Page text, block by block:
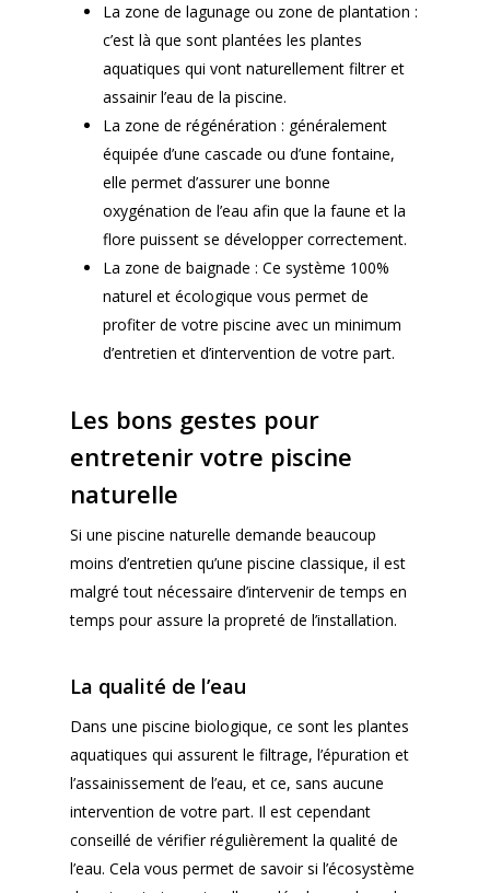
La zone de lagunage ou zone de plantation :
c’est là que sont plantées les plantes
aquatiques qui vont naturellement filtrer et
assainir l’eau de la piscine.
La zone de régénération : généralement
équipée d’une cascade ou d’une fontaine,
elle permet d’assurer une bonne
oxygénation de l’eau afin que la faune et la
flore puissent se développer correctement.
La zone de baignade : Ce système 100%
naturel et écologique vous permet de
profiter de votre piscine avec un minimum
d’entretien et d’intervention de votre part.
Les bons gestes pour
entretenir votre piscine
naturelle
Si une piscine naturelle demande beaucoup
moins d’entretien qu’une piscine classique, il est
malgré tout nécessaire d’intervenir de temps en
temps pour assure la propreté de l’installation.
La qualité de l’eau
Dans une piscine biologique, ce sont les plantes
aquatiques qui assurent le filtrage, l’épuration et
l’assainissement de l’eau, et ce, sans aucune
intervention de votre part. Il est cependant
conseillé de vérifier régulièrement la qualité de
l’eau. Cela vous permet de savoir si l’écosystème
BASSIN
CONSTRUCTION
KOÏ
MALADIE
JARDIN
TRAITEMENTS
BAIGNADE
ENTREPRENEURS
CONTACT
ESHOP